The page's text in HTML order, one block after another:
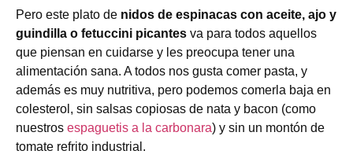
Pero este plato de nidos de espinacas con aceite, ajo y
guindilla o fetuccini picantes va para todos aquellos
que piensan en cuidarse y les preocupa tener una
alimentación sana. A todos nos gusta comer pasta, y
además es muy nutritiva, pero podemos comerla baja en
colesterol, sin salsas copiosas de nata y bacon (como
nuestros espaguetis a la carbonara) y sin un montón de
tomate refrito industrial.